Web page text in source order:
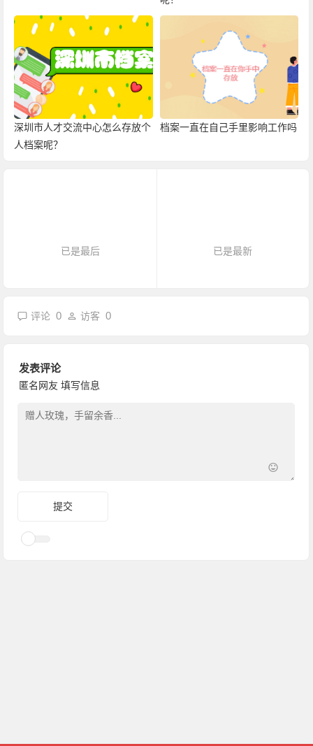
深圳市人才交流中心怎么存放个
人档案呢？
档案一直在自己手里影响工作吗
已是最后 已是最新
评论0 访客0
发表评论
匿名网友 填写信息